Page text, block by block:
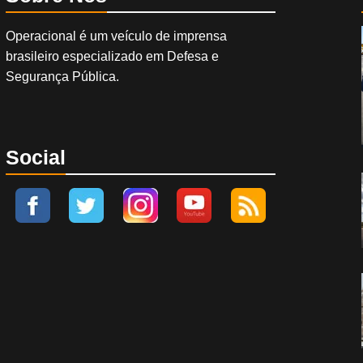
Operacional é um veículo de imprensa
brasileiro especializado em Defesa e
Segurança Pública.
Social